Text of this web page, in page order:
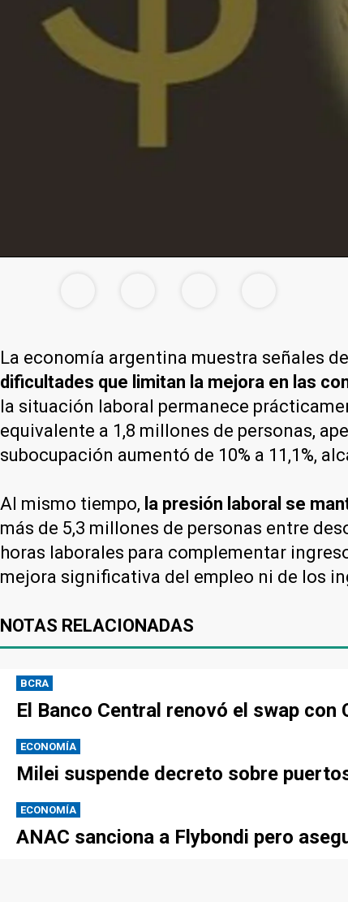
La economía argentina muestra señales
dificultades que limitan la mejora en las
la situación laboral permanece
equivalente a 1,8 millones de personas,
subocupación aumentó de 10% a 11,1%,
Al mismo tiempo, la presión laboral se
más de 5,3 millones de personas entre
horas laborales para complementar
mejora significativa del empleo ni de los
NOTAS RELACIONADAS
BCRA
El Banco Central renovó el swap
ECONOMÍA
Milei suspende decreto sobre
ECONOMÍA
ANAC sanciona a Flybondi pero